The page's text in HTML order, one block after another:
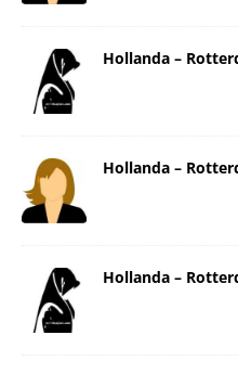
Hollanda –
Hollanda –
Hollanda –